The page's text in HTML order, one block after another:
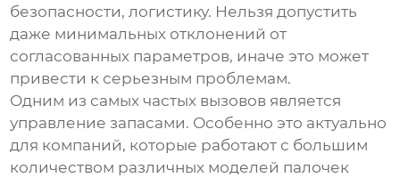
безопасности, логистику. Нельзя допустить
даже минимальных отклонений от
согласованных параметров, иначе это может
привести к серьезным проблемам.
Одним из самых частых вызовов является
управление запасами. Особенно это актуально
для компаний, которые работают с большим
количеством различных моделей палочек